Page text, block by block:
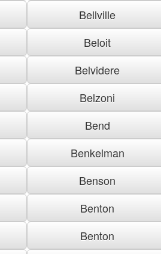
Bellville
Beloit
Belvidere
Belzoni
Bend
Benkelman
Benson
Benton
Benton